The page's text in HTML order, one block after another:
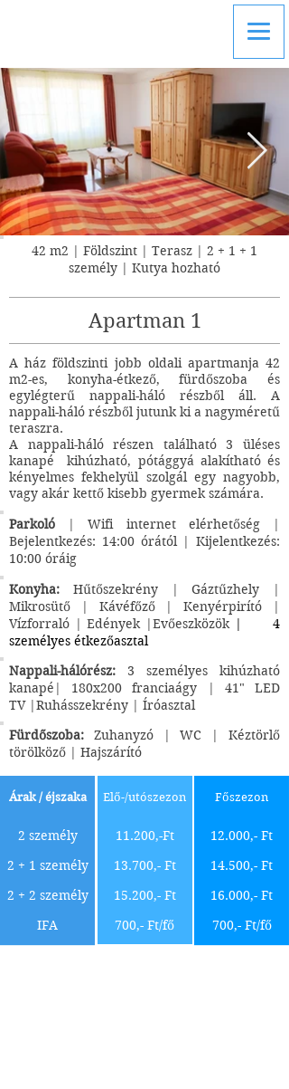
42 m2 | Földszint | Terasz | 2 + 1 + 1
személy | Kutya hozható
Apartman 1
A ház földszinti jobb oldali apartmanja 42
m2-es, konyha-étkező, fürdőszoba és
egylégterű nappali-háló részből áll. A
nappali-háló részből jutunk ki a nagyméretű
teraszra.
A nappali-háló részen található 3 üléses
kanapé kihúzható, pótággyá alakítható és
kényelmes fekhelyül szolgál egy nagyobb,
vagy akár kettő kisebb gyermek számára.
Parkoló | Wifi internet elérhetőség |
Bejelentkezés: 14:00 órától | Kijelentkezés:
10:00 óráig
Konyha: Hűtőszekrény | Gáztűzhely |
Mikrosütő | Kávéfőző | Kenyérpirító |
Vízforraló | Edények |Evőeszközök| 4
személyes étkezőasztal
Nappali-hálórész:
3 személyes kihúzható
kanapé| 180x200 franciaágy | 41" LED
TV|Ruhásszekrény | Íróasztal
Fürdőszoba: Zuhanyzó | WC | Kéztörlő
törölköző | Hajszárító
Árak / éjszaka
2 személy
2 + 1 személy
2 + 2 személy
IFA
Elő-/utószezon
11.200,-Ft
13.700,- Ft
15.200,- Ft
700,- Ft/fő
Főszezon
12.000,- Ft
14.500,- Ft
16.000,- Ft
700,- Ft/fő